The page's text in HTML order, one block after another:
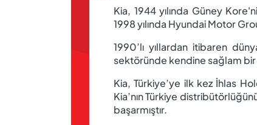
Kia, 1944 yılında Güney
1998 yılında Hyundai Motor
1990’lı yıllardan itibaren
sektöründe kendine sağlam
Kia, Türkiye’ye ilk kez İhlas
Kia’nın Türkiye
başarmıştır.